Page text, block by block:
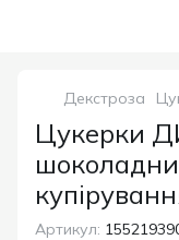
Декстроза
Цукерки
Артикул: